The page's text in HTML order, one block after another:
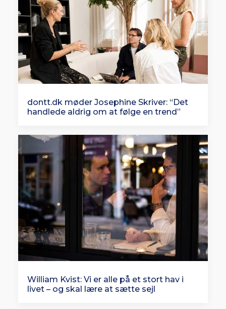
dontt.dk møder Josephine Skriver: “Det
handlede aldrig om at følge en trend”
William Kvist: Vi er alle på et stort hav i
livet – og skal lære at sætte sejl